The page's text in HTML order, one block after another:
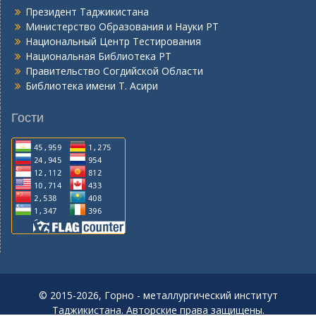
Президент Таджикистана
Министерство Образования и Науки РТ
Национальный Центр Тестирования
Национальная Библиотека РТ
Правительство Согдийской Области
Библиотека имени Т. Асири
Гости
© 2015-2026, Горно - металлургический институт
Таджикистана. Авторские права защищены.